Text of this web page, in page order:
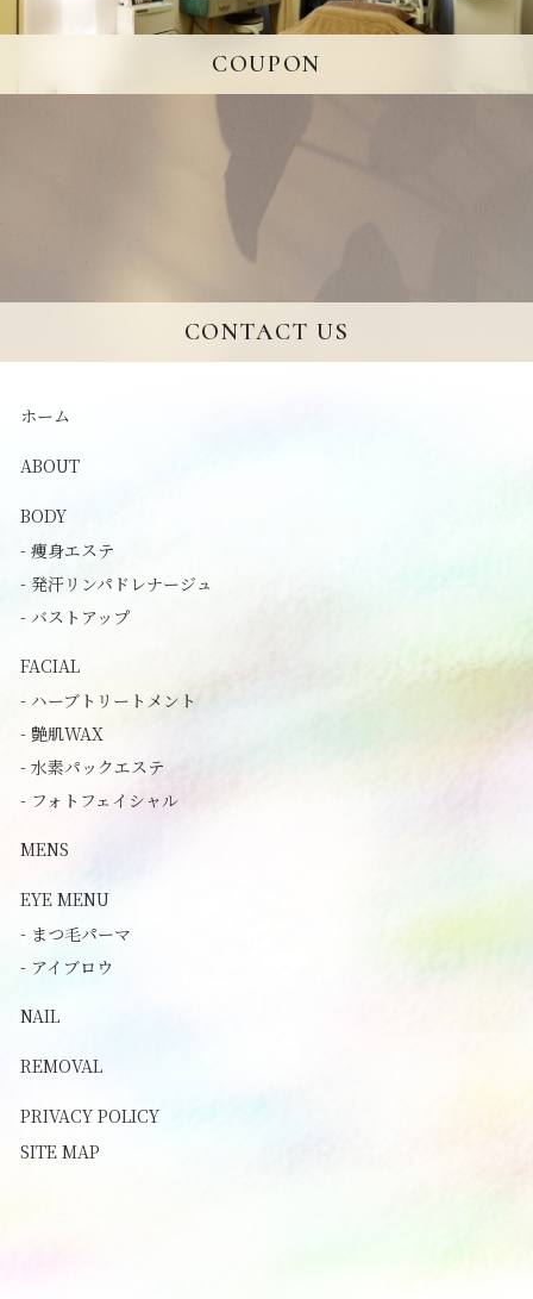
COUPON
CONTACT US
ホーム
ABOUT
BODY
- 痩身エステ
- 発汗リンパドレナージュ
- バストアップ
FACIAL
- ハーブトリートメント
- 艶肌WAX
- 水素パックエステ
- フォトフェイシャル
MENS
EYE MENU
- まつ毛パーマ
- アイブロウ
NAIL
REMOVAL
PRIVACY POLICY
SITE MAP